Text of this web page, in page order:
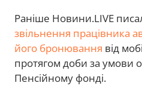
Раніше Новини.LIVE
звільнення працівника
його бронювання від
протягом доби за умови
Пенсійному фонді.